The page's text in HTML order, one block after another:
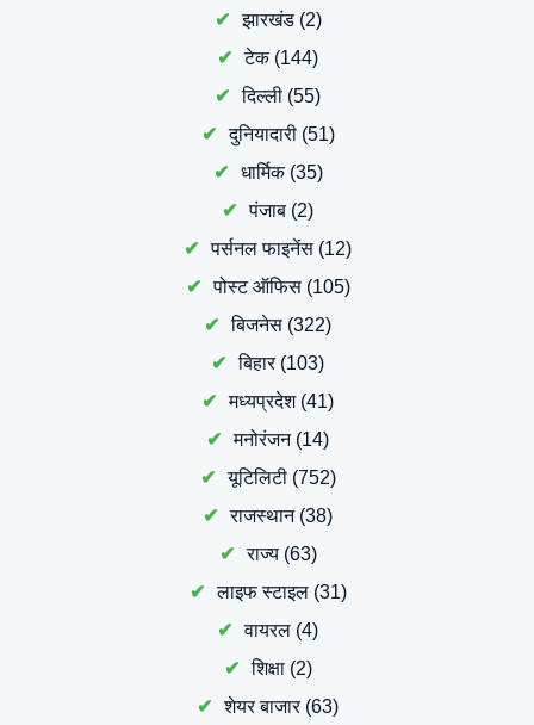
झारखंड(2)
टेक(144)
दिल्ली (55)
दुनियादारी(51)
धार्मिक(35)
पंजाब (2)
पर्सनल फाइनेंस (12)
पोस्ट ऑफिस(105)
बिजनेस (322)
बिहार(103)
मध्यप्रदेश(41)
मनोरंजन(14)
यूटिलिटी(752)
राजस्थान(38)
राज्य(63)
लाइफ स्टाइल(31)
वायरल (4)
शिक्षा(2)
शेयर बाजार(63)